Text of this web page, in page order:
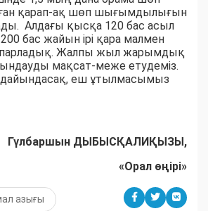
қарап-ақ шөп шығымдылығын
Алдағы қысқа 120 бас асыл
бас жайын ірі қара малмен
Жалпы жыл жарымдық
мақсат-меже етудеміз.
еш ұтылмасымыз
Гүлбаршын ДЫБЫСҚАЛИҚЫЗЫ,
«Орал өңірі»
азығы